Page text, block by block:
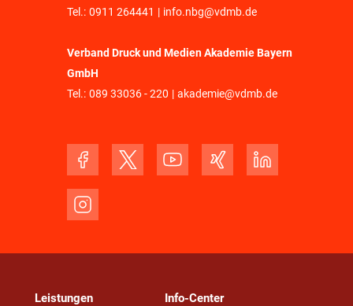
Tel.: 0911 264441 | info.nbg@vdmb.de
Verband Druck und Medien Akademie Bayern
GmbH
Tel.: 089 33036 - 220 | akademie@vdmb.de
Leistungen Info-Center